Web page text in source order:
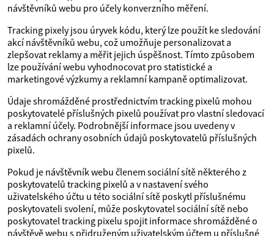
návštěvníků webu pro účely konverzního měření.
Tracking pixely jsou úryvek kódu, který lze použít ke sledování
akcí návštěvníků webu, což umožňuje personalizovat a
zlepšovat reklamy a měřit jejich úspěšnost. Tímto způsobem
lze používání webu vyhodnocovat pro statistické a
marketingové výzkumy a reklamní kampaně optimalizovat.
Údaje shromážděné prostřednictvím tracking pixelů mohou
poskytovatelé příslušných pixelů používat pro vlastní sledovací
a reklamní účely. Podrobnější informace jsou uvedeny v
zásadách ochrany osobních údajů poskytovatelů příslušných
pixelů.
Pokud je návštěvník webu členem sociální sítě některého z
poskytovatelů tracking pixelů a v nastavení svého
uživatelského účtu u této sociální sítě poskytl příslušnému
poskytovateli svolení, může poskytovatel sociální sítě nebo
poskytovatel tracking pixelu spojit informace shromážděné o
návštěvě webu s přidruženým uživatelským účtem u příslušné